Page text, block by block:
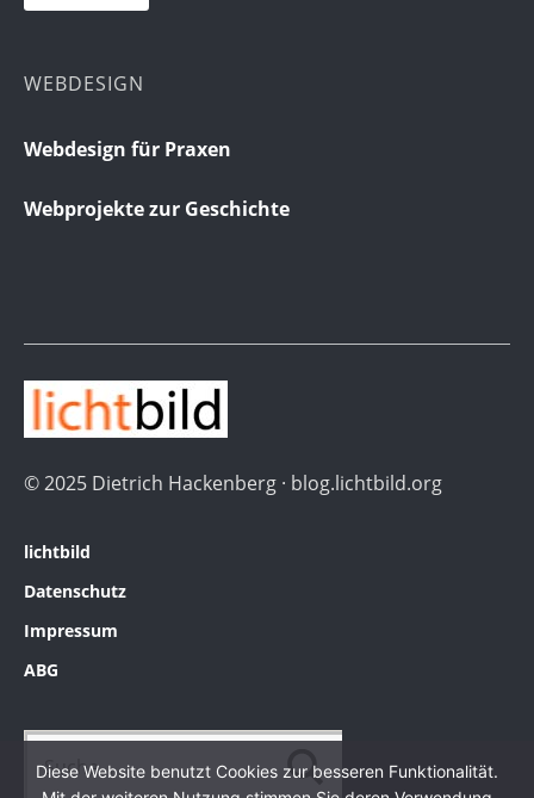
WEBDESIGN
Webdesign für Praxen
Webprojekte zur Geschichte
© 2025 Dietrich Hackenberg · blog.lichtbild.org
lichtbild
Datenschutz
Impressum
ABG
Diese Website benutzt Cookies zur besseren Funktionalität.